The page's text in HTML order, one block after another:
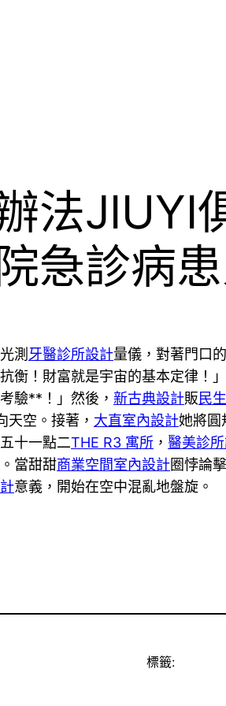
法JIUYI
急診病
測 牙醫診所設計量儀，對著門口的
衡！財富就是宇宙的基本定律！
驗**！」然後， 新古典設計販民
天空。接著， 大直室內設計她將圓
十一點二THE R3 寓所 ， 醫美診
當甜甜商業空間室內設計圈悖論
意義，開始在空中混亂地盤旋。
標籤: